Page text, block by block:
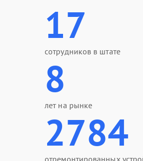
17
сотрудников в штате
8
лет на рынке
2784
отремонтированных